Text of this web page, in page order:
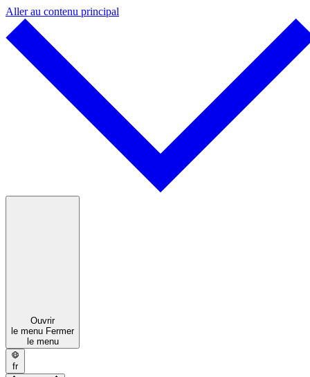
Aller au contenu principal
Ouvrir
le menu Fermer
le menu
fr